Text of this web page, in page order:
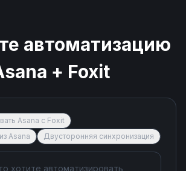
автоматизацию
+ Foxit
Asana с Foxit
Asana
Двусторонняя синхронизация